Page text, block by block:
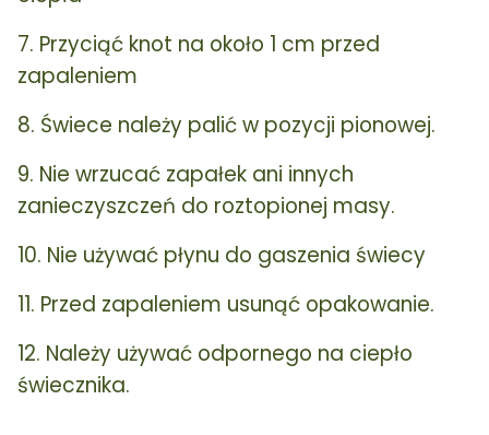
7. Przyciąć knot na około 1 cm przed
zapaleniem
8. Świece należy palić w pozycji pionowej.
9. Nie wrzucać zapałek ani innych
zanieczyszczeń do roztopionej masy.
10. Nie używać płynu do gaszenia świecy
11. Przed zapaleniem usunąć opakowanie.
12. Należy używać odpornego na ciepło
świecznika.